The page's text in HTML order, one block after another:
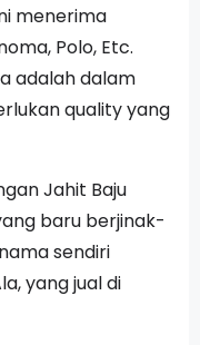
menerima
Polo, Etc.
adalah dalam
quality yang
Jahit Baju
baru berjinak-
sendiri
yang jual di